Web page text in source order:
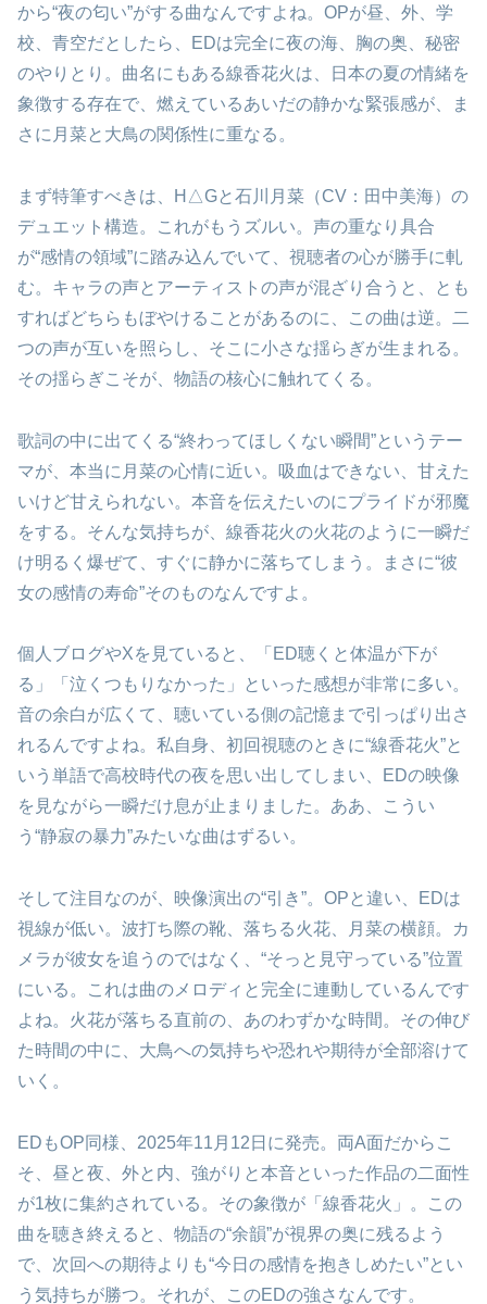
から“夜の匂い”がする曲なんですよね。OPが昼、外、学
校、青空だとしたら、EDは完全に夜の海、胸の奥、秘密
のやりとり。曲名にもある線香花火は、日本の夏の情緒を
象徴する存在で、燃えているあいだの静かな緊張感が、ま
さに月菜と大鳥の関係性に重なる。
まず特筆すべきは、H△Gと石川月菜（CV：田中美海）の
デュエット構造。これがもうズルい。声の重なり具合
が“感情の領域”に踏み込んでいて、視聴者の心が勝手に軋
む。キャラの声とアーティストの声が混ざり合うと、とも
すればどちらもぼやけることがあるのに、この曲は逆。二
つの声が互いを照らし、そこに小さな揺らぎが生まれる。
その揺らぎこそが、物語の核心に触れてくる。
歌詞の中に出てくる“終わってほしくない瞬間”というテー
マが、本当に月菜の心情に近い。吸血はできない、甘えた
いけど甘えられない。本音を伝えたいのにプライドが邪魔
をする。そんな気持ちが、線香花火の火花のように一瞬だ
け明るく爆ぜて、すぐに静かに落ちてしまう。まさに“彼
女の感情の寿命”そのものなんですよ。
個人ブログやXを見ていると、「ED聴くと体温が下が
る」「泣くつもりなかった」といった感想が非常に多い。
音の余白が広くて、聴いている側の記憶まで引っぱり出さ
れるんですよね。私自身、初回視聴のときに“線香花火”と
いう単語で高校時代の夜を思い出してしまい、EDの映像
を見ながら一瞬だけ息が止まりました。ああ、こうい
う“静寂の暴力”みたいな曲はずるい。
そして注目なのが、映像演出の“引き”。OPと違い、EDは
視線が低い。波打ち際の靴、落ちる火花、月菜の横顔。カ
メラが彼女を追うのではなく、“そっと見守っている”位置
にいる。これは曲のメロディと完全に連動しているんです
よね。火花が落ちる直前の、あのわずかな時間。その伸び
た時間の中に、大鳥への気持ちや恐れや期待が全部溶けて
いく。
EDもOP同様、2025年11月12日に発売。両A面だからこ
そ、昼と夜、外と内、強がりと本音といった作品の二面性
が1枚に集約されている。その象徴が「線香花火」。この
曲を聴き終えると、物語の“余韻”が視界の奥に残るよう
で、次回への期待よりも“今日の感情を抱きしめたい”とい
う気持ちが勝つ。それが、このEDの強さなんです。